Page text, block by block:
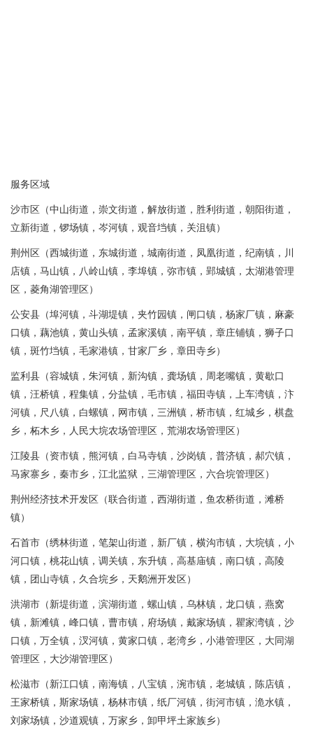
服务区域
沙市区（中山街道，崇文街道，解放街道，胜利街道，朝阳街道，
立新街道，锣场镇，岑河镇，观音垱镇，关沮镇）
荆州区（西城街道，东城街道，城南街道，凤凰街道，纪南镇，川
店镇，马山镇，八岭山镇，李埠镇，弥市镇，郢城镇，太湖港管理
区，菱角湖管理区）
公安县（埠河镇，斗湖堤镇，夹竹园镇，闸口镇，杨家厂镇，麻豪
口镇，藕池镇，黄山头镇，孟家溪镇，南平镇，章庄铺镇，狮子口
镇，斑竹垱镇，毛家港镇，甘家厂乡，章田寺乡）
监利县（容城镇，朱河镇，新沟镇，龚场镇，周老嘴镇，黄歇口
镇，汪桥镇，程集镇，分盐镇，毛市镇，福田寺镇，上车湾镇，汴
河镇，尺八镇，白螺镇，网市镇，三洲镇，桥市镇，红城乡，棋盘
乡，柘木乡，人民大垸农场管理区，荒湖农场管理区）
江陵县（资市镇，熊河镇，白马寺镇，沙岗镇，普济镇，郝穴镇，
马家寨乡，秦市乡，江北监狱，三湖管理区，六合垸管理区）
荆州经济技术开发区（联合街道，西湖街道，鱼农桥街道，滩桥
镇）
石首市（绣林街道，笔架山街道，新厂镇，横沟市镇，大垸镇，小
河口镇，桃花山镇，调关镇，东升镇，高基庙镇，南口镇，高陵
镇，团山寺镇，久合垸乡，天鹅洲开发区）
洪湖市（新堤街道，滨湖街道，螺山镇，乌林镇，龙口镇，燕窝
镇，新滩镇，峰口镇，曹市镇，府场镇，戴家场镇，瞿家湾镇，沙
口镇，万全镇，汊河镇，黄家口镇，老湾乡，小港管理区，大同湖
管理区，大沙湖管理区）
松滋市（新江口镇，南海镇，八宝镇，涴市镇，老城镇，陈店镇，
王家桥镇，斯家场镇，杨林市镇，纸厂河镇，街河市镇，洈水镇，
刘家场镇，沙道观镇，万家乡，卸甲坪土家族乡）